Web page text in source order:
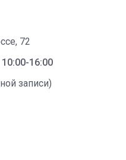
72
16:00
записи)